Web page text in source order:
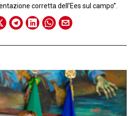
corretta dell’Ees sul campo”.